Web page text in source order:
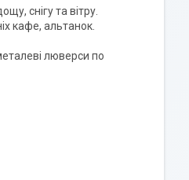
снігу та вітру.
кафе, альтанок.
люверси по